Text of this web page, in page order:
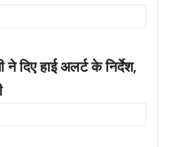
दिए हाई अलर्ट के निर्देश,